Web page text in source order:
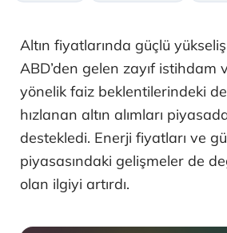
Altın fiyatlarında güçlü
ABD’den gelen zayıf istihdam
yönelik faiz beklentilerindeki
hızlanan altın alımları
destekledi. Enerji fiyatları ve
piyasasındaki gelişmeler de
olan ilgiyi artırdı.